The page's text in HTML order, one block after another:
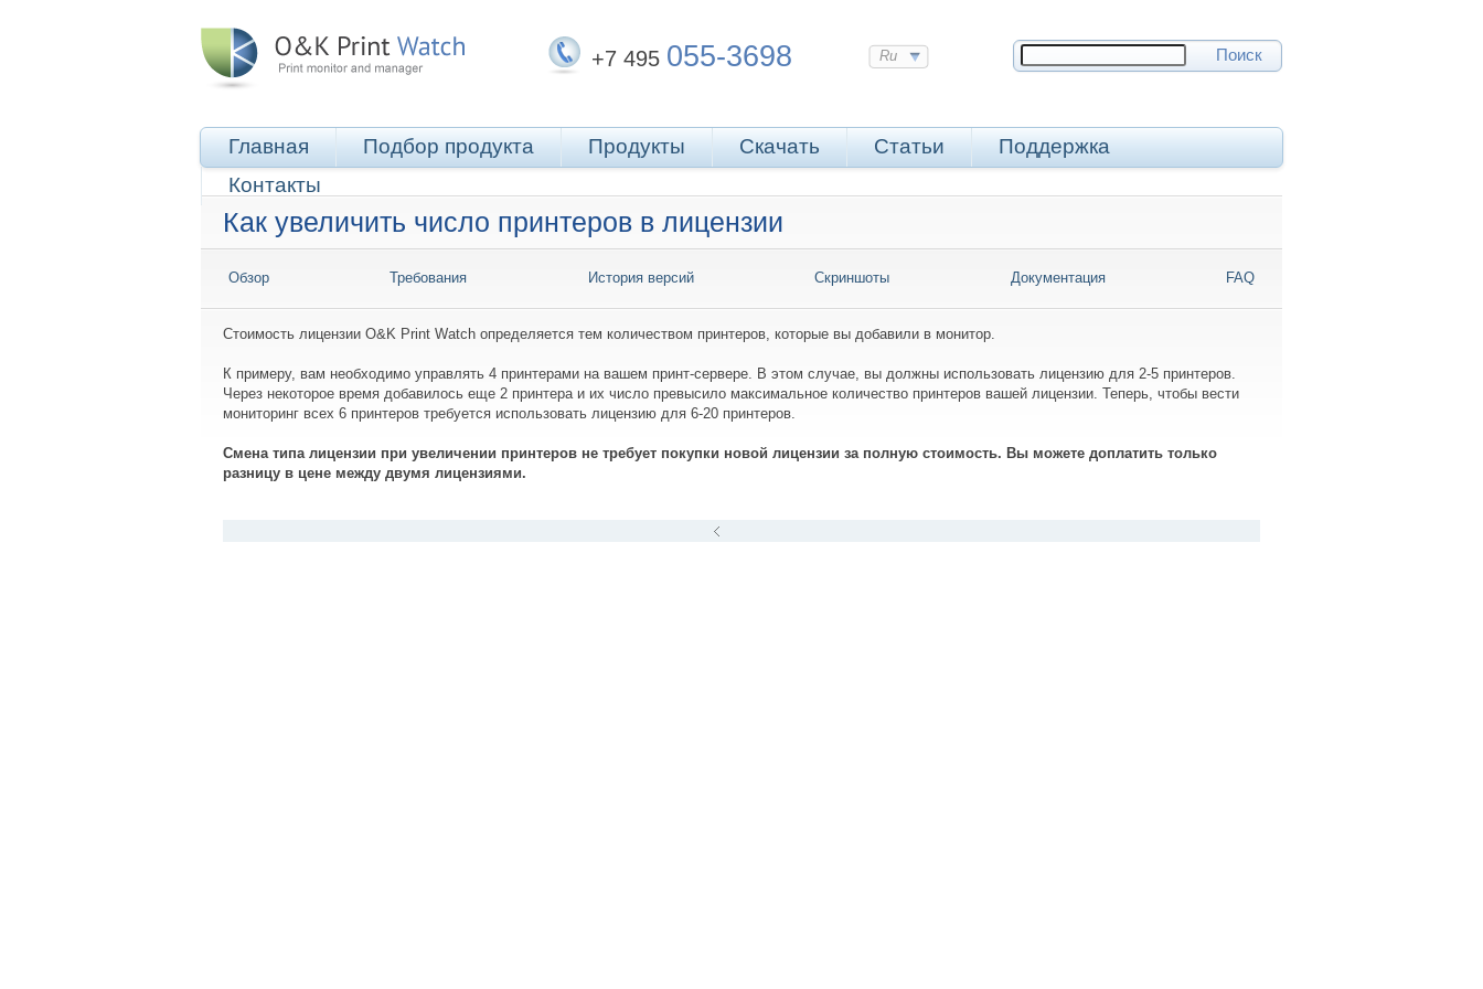
+7 495 055-3698 Ru Поиск
Главная Подбор продукта Продукты Скачать Статьи
Поддержка
Контакты
Как увеличить число принтеров в лицензии
Обзор Требования История версий Скриншоты Документация FAQ
Стоимость лицензии O&K Print Watch определяется тем количеством принтеров, которые вы добавили в монитор.
К примеру, вам необходимо управлять 4 принтерами на вашем принт-сервере. В этом случае, вы должны использовать лицензию для 2-5 принтеров.
Через некоторое время добавилось еще 2 принтера и их число превысило максимальное количество принтеров вашей лицензии. Теперь, чтобы вести
мониторинг всех 6 принтеров требуется использовать лицензию для 6-20 принтеров.
Смена типа лицензии при увеличении принтеров не требует покупки новой лицензии за полную стоимость. Вы можете доплатить только
разницу в цене между двумя лицензиями.